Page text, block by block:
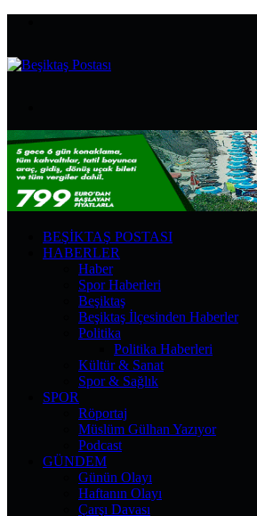
...
BEŞIKTAŞ POSTASI
HABERLER
Haber
Spor Haberleri
Beşiktaş
Beşiktaş İlçesinden Haberler
Politika
Politika Haberleri
Kültür & Sanat
Spor & Sağlık
SPOR
Röportaj
Müslüm Gülhan Yazıyor
Podcast
GÜNDEM
Günün Olayı
Haftanın Olayı
Çarşı Davası